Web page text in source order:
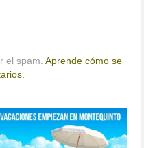
el spam.Aprende cómo se